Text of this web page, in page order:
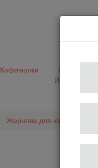
Кофемолки
Кофе&Чай
Ингредиенты
Жернова для кофемолок